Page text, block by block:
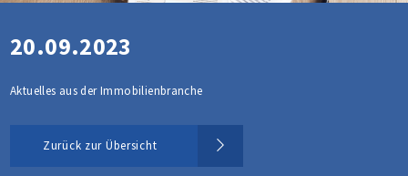
20.09.2023
Aktuelles aus der Immobilienbranche
Zurück zur Übersicht